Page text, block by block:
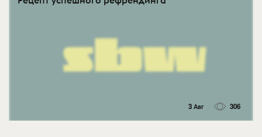
3 Авг 306